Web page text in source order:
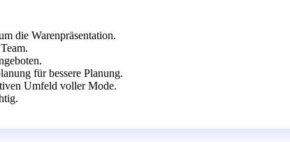
die Warenpräsentation.
für bessere Planung.
Umfeld voller Mode.